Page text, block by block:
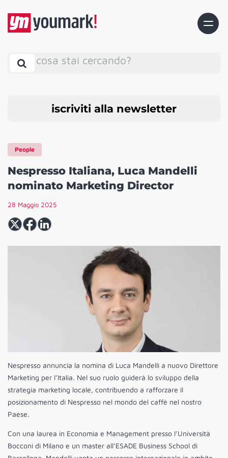
cosa stai cercando?
iscriviti alla newsletter
People
Nespresso Italiana, Luca Mandelli
nominato Marketing Director
28 Maggio 2025
Nespresso annuncia la nomina di Luca Mandelli a nuovo Direttore
Marketing per l’Italia. Nel suo ruolo guiderà lo sviluppo della
strategia marketing locale, contribuendo a rafforzare il
posizionamento di Nespresso nel mondo del caffè nel nostro
Paese.
Con una laurea in Economia e Management presso l’Università
Bocconi di Milano e un master all’ESADE Business School di